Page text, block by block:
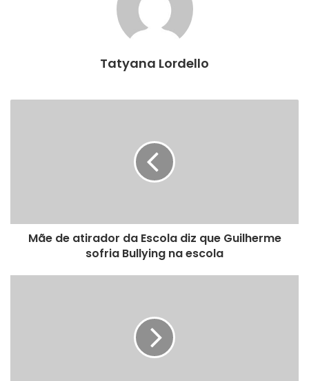
Tatyana Lordello
Mãe de atirador da Escola diz que Guilherme
sofria Bullying na escola